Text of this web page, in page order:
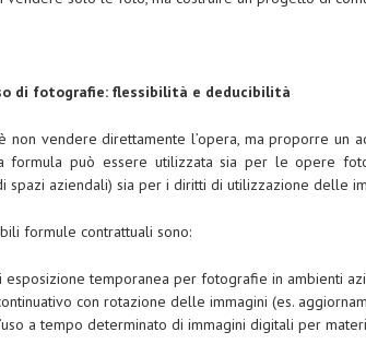
di fotografie: flessibilità e deducibilità
non vendere direttamente l’opera, ma proporre
formula può essere utilizzata sia per le opere
spazi aziendali) sia per i diritti di utilizzazione delle
formule contrattuali sono:
esposizione temporanea per fotografie in ambienti
con rotazione delle immagini (es.
a tempo determinato di immagini digitali per